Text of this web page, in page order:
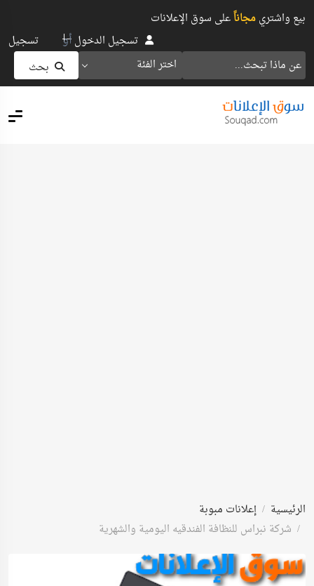
بيع واشتريمجاناًعلى سوق الإعلانات
اختر الفئة بحث
تسجيل الدخولأو تسجيل
الرئيسية
إعلانات مبوبة
شركة نبراس للنظافة الفندقيه اليومية والشهرية